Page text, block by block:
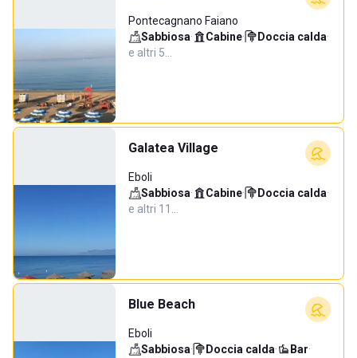
Pontecagnano Faiano
Sabbiosa· Cabine· Doccia calda·
e altri 5…
Galatea Village
Eboli
Sabbiosa· Cabine· Doccia calda·
e altri 11…
Blue Beach
Eboli
Sabbiosa· Doccia calda· Bar·